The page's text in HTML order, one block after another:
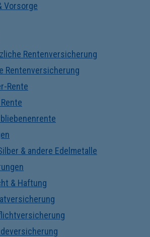
Vorsorge
Rentenversicherung
Rentenversicherung
Rente
& andere Edelmetalle
& Haftung